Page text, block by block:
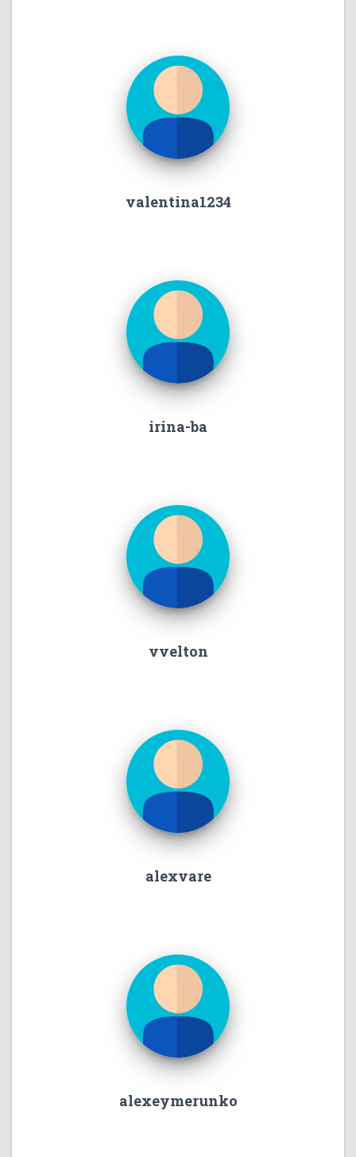
valentina1234
irina-ba
vvelton
alexvare
alexeymerunko